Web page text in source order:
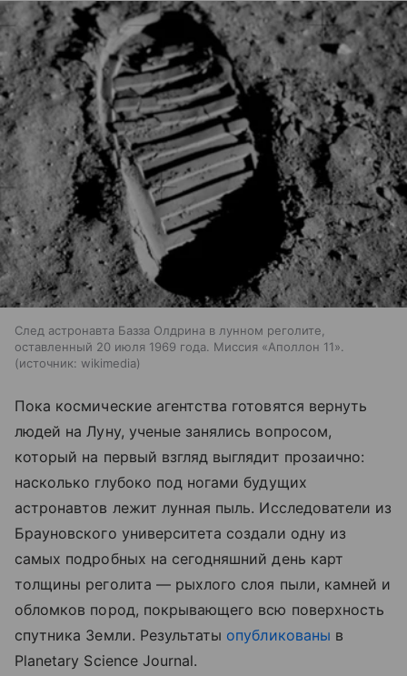
След астронавта Базза Олдрина в лунном реголите,
оставленный 20 июля 1969 года. Миссия «Аполлон 11».
источник: wikimedia
Пока космические агентства готовятся вернуть
людей на Луну, ученые занялись вопросом,
который на первый взгляд выглядит прозаично:
насколько глубоко под ногами будущих
астронавтов лежит лунная пыль. Исследователи из
Брауновского университета создали одну из
самых подробных на сегодняшний день карт
толщины реголита — рыхлого слоя пыли, камней и
обломков пород, покрывающего всю поверхность
спутника Земли. Результаты опубликованы в
Planetary Science Journal.